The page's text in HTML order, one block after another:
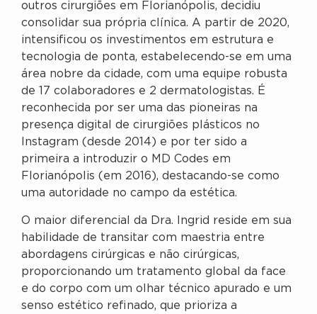
outros cirurgiões em Florianópolis, decidiu
consolidar sua própria clínica. A partir de 2020,
intensificou os investimentos em estrutura e
tecnologia de ponta, estabelecendo-se em uma
área nobre da cidade, com uma equipe robusta
de 17 colaboradores e 2 dermatologistas. É
reconhecida por ser uma das pioneiras na
presença digital de cirurgiões plásticos no
Instagram (desde 2014) e por ter sido a
primeira a introduzir o MD Codes em
Florianópolis (em 2016), destacando-se como
uma autoridade no campo da estética.
O maior diferencial da Dra. Ingrid reside em sua
habilidade de transitar com maestria entre
abordagens cirúrgicas e não cirúrgicas,
proporcionando um tratamento global da face
e do corpo com um olhar técnico apurado e um
senso estético refinado, que prioriza a